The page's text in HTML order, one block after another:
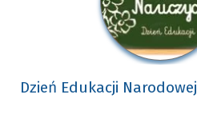
Dzień Edukacji Narodowej